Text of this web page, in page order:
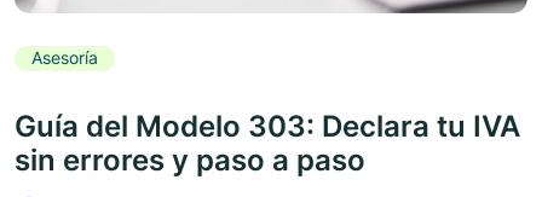
Asesoría
Guía del Modelo 303: Declara tu IVA
sin errores y paso a paso